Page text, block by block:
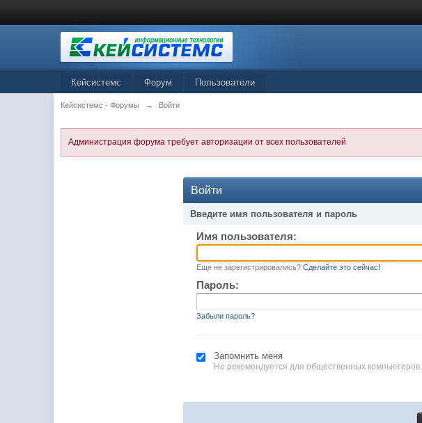
Кейсистемс Форум Пользователи
Кейсистемс - Форумы → Войти
Администрация форума требует авторизации от всех пользователей
Войти
Введите имя пользователя и пароль
Имя пользователя:
Еще не зарегистрировались? Сделайте это сейчас!
Пароль:
Забыли пароль?
Запомнить меня
Не рекомендуется для общественных компьютеров.